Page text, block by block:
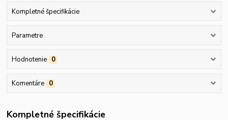
Kompletné špecifikácie
Parametre
Hodnotenie 0
Komentáre 0
Kompletné špecifikácie